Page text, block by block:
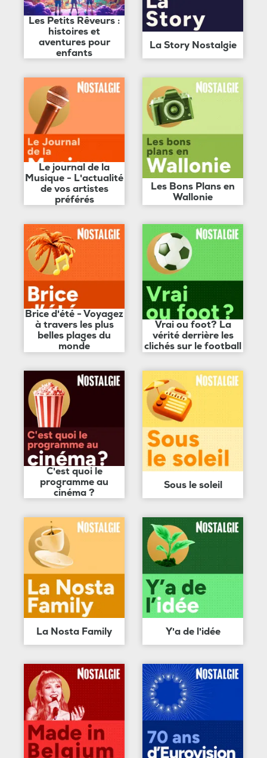
Les Petits Rêveurs :
histoires et
aventures pour
enfants
La Story Nostalgie
Le journal de la
Musique - L'actualité
de vos artistes
préférés
Les Bons Plans en
Wallonie
Brice d'été - Voyagez
à travers les plus
belles plages du
monde
Vrai ou foot? La
vérité derrière les
clichés sur le football
C'est quoi le
programme au
cinéma ?
Sous le soleil
La Nosta Family Y'a de l'idée